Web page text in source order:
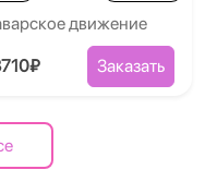
движение
Заказать